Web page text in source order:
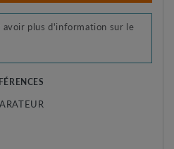
avoir plus d'information sur le